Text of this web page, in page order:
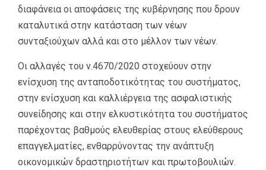
διαφάνεια οι αποφάσεις της κυβέρνησης που δρουν
καταλυτικά στην κατάσταση των νέων
συνταξιούχων αλλά και στο μέλλον των νέων.
Οι αλλαγές του ν.4670/2020 στοχεύουν στην
ενίσχυση της ανταποδοτικότητας του συστήματος,
στην ενίσχυση και καλλιέργεια της ασφαλιστικής
συνείδησης και στην ελκυστικότητα του συστήματος
παρέχοντας βαθμούς ελευθερίας στους ελεύθερους
επαγγελματίες, ενθαρρύνοντας την ανάπτυξη
οικονομικών δραστηριοτήτων και πρωτοβουλιών.